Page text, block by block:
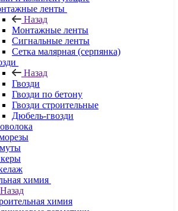
ленты
Назад
Монтажные ленты
Сигнальные ленты
Сетка малярная (серпянка)
Назад
Гвозди
Гвозди по бетону
Гвозди строительные
Дюбель-гвозди
химия
Назад
химия